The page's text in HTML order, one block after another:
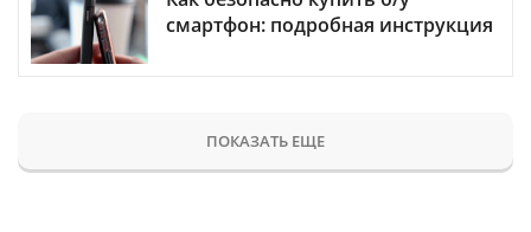
смартфон: подробная инструкция
ПОКАЗАТЬ ЕЩЕ